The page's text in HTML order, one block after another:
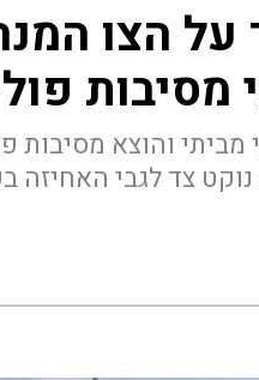
על הצו
מסיבות
מביתי והוצא מסיבות
נוקט צד לגבי